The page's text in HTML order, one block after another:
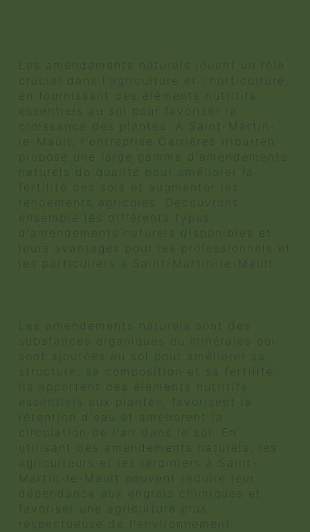
Les amendements naturels jouent un rôle
crucial dans l'agriculture et l'horticulture,
en fournissant des éléments nutritifs
essentiels au sol pour favoriser la
croissance des plantes. À Saint-Martin-
le-Mault, l'entreprise Carrières Iribarren
propose une large gamme d'amendements
naturels de qualité pour améliorer la
fertilité des sols et augmenter les
rendements agricoles. Découvrons
ensemble les différents types
d'amendements naturels disponibles et
leurs avantages pour les professionnels et
les particuliers à Saint-Martin-le-Mault.
Les amendements naturels sont des
substances organiques ou minérales qui
sont ajoutées au sol pour améliorer sa
structure, sa composition et sa fertilité.
Ils apportent des éléments nutritifs
essentiels aux plantes, favorisent la
rétention d'eau et améliorent la
circulation de l'air dans le sol. En
utilisant des amendements naturels, les
agriculteurs et les jardiniers à Saint-
Martin-le-Mault peuvent réduire leur
dépendance aux engrais chimiques et
favoriser une agriculture plus
respectueuse de l'environnement.